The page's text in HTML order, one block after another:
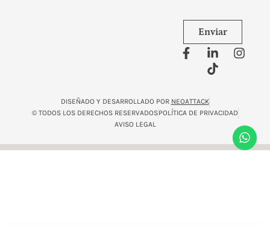
Enviar
DISEÑADO Y DESARROLLADO POR NEOATTACK
© TODOS LOS DERECHOS RESERVADOSPOLÍTICA DE PRIVACIDAD
AVISO LEGAL